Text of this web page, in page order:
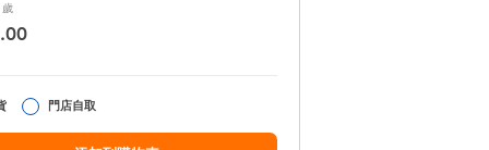
歲
門店自取